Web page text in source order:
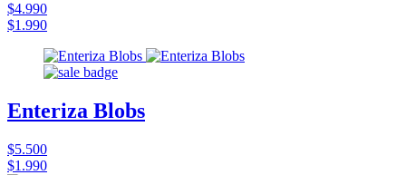
$4.990
$1.990
Enteriza Blobs
$5.500
$1.990